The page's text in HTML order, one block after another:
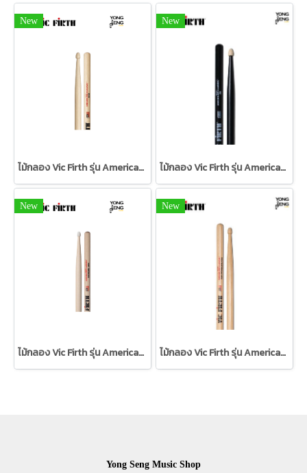
New
ไม้กลอง Vic Firth รุ่น American Classic
New
ไม้กลอง Vic Firth รุ่น American Classic
New
ไม้กลอง Vic Firth รุ่น American Classic (หัวไนลอน)
New
ไม้กลอง Vic Firth รุ่น American Classic Double Glaze
Yong Seng Music Shop